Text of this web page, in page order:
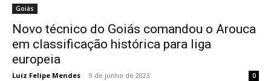
Goiás
Novo técnico do Goiás comandou o Arouca
em classificação histórica para liga
europeia
Luiz Felipe Mendes - 9 de junho de 2023 0